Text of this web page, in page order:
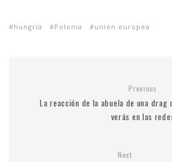
hungría Polonia unión europea
Previous
La reacción de la abuela de una drag
verás en las
Next